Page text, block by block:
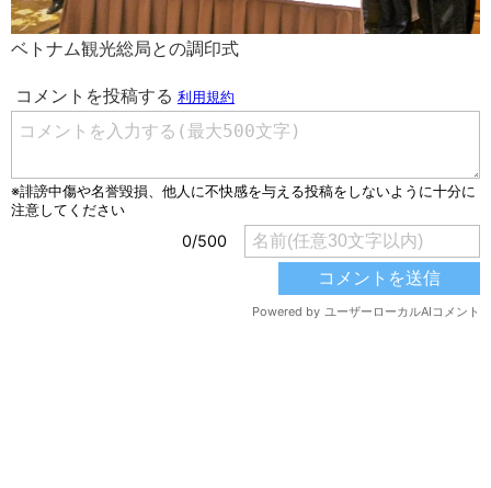
ベトナム観光総局との調印式